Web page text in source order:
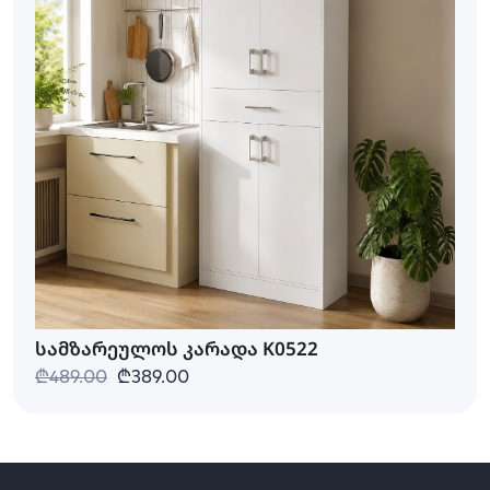
სამზარეულოს კარადა K0522
₾489.00 ₾389.00